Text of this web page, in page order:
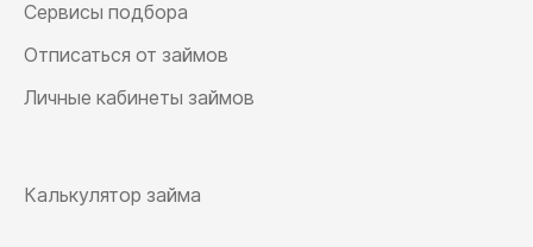
Сервисы подбора
Отписаться от займов
Личные кабинеты займов
Калькулятор займа